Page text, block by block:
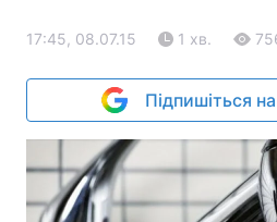
17:45, 08.07.15 1 хв.
Підпишіться